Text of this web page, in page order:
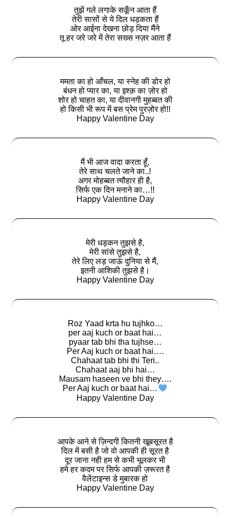
तुझें गले लगाके सकूँन आता हैं
तेरी सासों से ये दिल धड़कता हैं
ओर आईना देखना छोड़ दिया मैंने
तू हर जरे जरे में तेरा सख्स नज़र आता हैं
ममता का हो आँचल, या स्नेह की डोर हो
बंधन हो प्यार का, या इश्क़ का ज़ोर हो
शोर हो चाहत का, या दीवानगी मुहब्बत की
हो किसी भी रूप में बस प्रेम पुरज़ोर हो!!
Happy Valentine Day
मैं भी आज वादा करता हूँ,
तेरे साथ चलते जाने का..!
अगर मोहब्बत त्यौहार ही है,
सिर्फ एक दिन मनाने का…!!
Happy Valentine Day
मेरी धड़कन तुझसे है,
मेरी सांसे तुझसे है,
तेरे लिए लड़ जाऊं दुनिया से मैं,
इतनी आशिकी तुझसे है।
Happy Valentine Day
Roz Yaad krta hu tujhko…
per aaj kuch or baat hai…
pyaar tab bhi tha tujhse…
Per Aaj kuch or baat hai….
Chahaat tab bhi thi Teri..
Chahaat aaj bhi hai…
Mausam haseen ve bhi they….
Per Aaj kuch or baat hai…
Happy Valentine Day
आपके आने से ज़िन्दगी कितनी खूबसूरत है
दिल में बसी है जो वो आपकी ही सूरत है
दूर जाना नही हम से कभी भूलकर भी
हमे हर कदम पर सिर्फ आपकी ज़रूरत है
वैलेंटाइन्स डे मुबारक हो
Happy Valentine Day